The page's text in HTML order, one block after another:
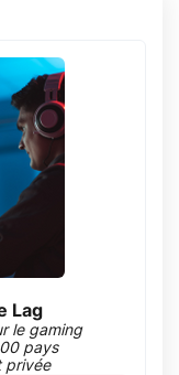
Lag
le gaming
pays
privée